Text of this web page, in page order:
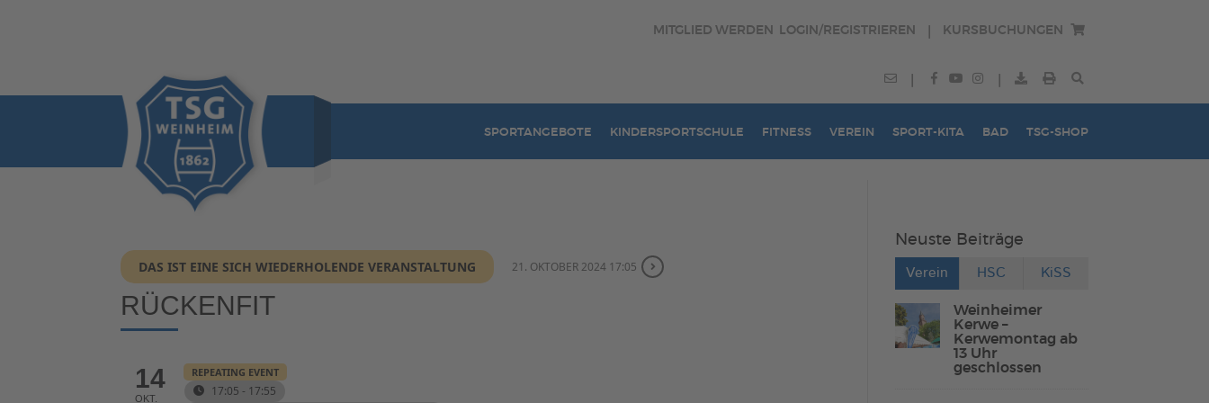
MITGLIED WERDEN LOGIN/REGISTRIEREN KURSBUCHUNGEN
SPORTANGEBOTE KINDERSPORTSCHULE FITNESS VEREIN SPORT-KITA BAD TSG-SHOP
DAS IST EINE SICH WIEDERHOLENDE VERANSTALTUNG 21. OKTOBER 2024 17:05
RÜCKENFIT
14
OKT.
REPEATING EVENT
17:05 - 17:55
Neuste Beiträge
Verein HSC KiSS
Weinheimer
Kerwe –
Kerwemontag ab
13 Uhr
geschlossen